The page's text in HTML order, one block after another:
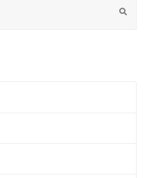
Submit